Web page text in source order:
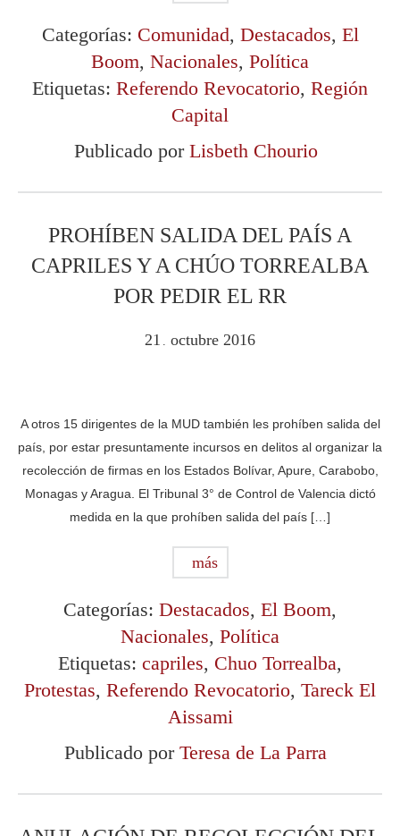
Categorías: Comunidad, Destacados, El
Boom, Nacionales, Política
Etiquetas: Referendo Revocatorio, Región
Capital
Publicado por Lisbeth Chourio
PROHÍBEN SALIDA DEL PAÍS A
CAPRILES Y A CHÚO TORREALBA
POR PEDIR EL RR
21 . octubre 2016
A otros 15 dirigentes de la MUD también les prohíben salida del
país, por estar presuntamente incursos en delitos al organizar la
recolección de firmas en los Estados Bolívar, Apure, Carabobo,
Monagas y Aragua. El Tribunal 3° de Control de Valencia dictó
medida en la que prohíben salida del país […]
más
Categorías: Destacados, El Boom,
Nacionales, Política
Etiquetas: capriles, Chuo Torrealba,
Protestas, Referendo Revocatorio, Tareck El
Aissami
Publicado por Teresa de La Parra